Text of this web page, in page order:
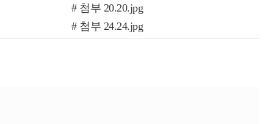
# 첨부 20.20.jpg
# 첨부 24.24.jpg